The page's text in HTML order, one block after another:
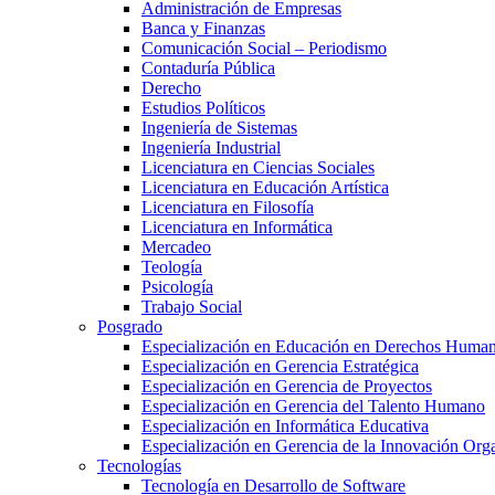
Administración de Empresas
Banca y Finanzas
Comunicación Social – Periodismo
Contaduría Pública
Derecho
Estudios Políticos
Ingeniería de Sistemas
Ingeniería Industrial
Licenciatura en Ciencias Sociales
Licenciatura en Educación Artística
Licenciatura en Filosofía
Licenciatura en Informática
Mercadeo
Teología
Psicología
Trabajo Social
Posgrado
Especialización en Educación en Derechos
Especialización en Gerencia Estratégica
Especialización en Gerencia de Proyectos
Especialización en Gerencia del Talento Humano
Especialización en Informática Educativa
Especialización en Gerencia de la Innovación
Tecnologías
Tecnología en Desarrollo de Software